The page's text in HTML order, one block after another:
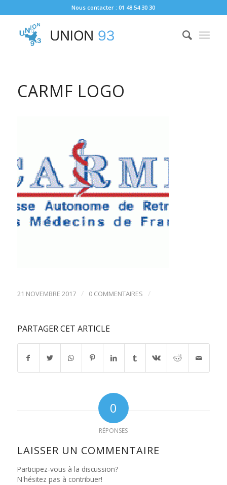
Nous contacter : 01 48 54 30 30
CARMF LOGO
21 NOVEMBRE 2017 / 0 COMMENTAIRES /
PARTAGER CET ARTICLE
0
RÉPONSES
LAISSER UN COMMENTAIRE
Participez-vous à la discussion?
N'hésitez pas à contribuer!